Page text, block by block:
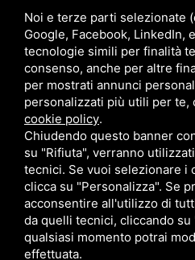
Follow Us
Area riservata
CBA dei Lubrificanti Spa - P. IVA
R.E.A. n° 293659 - REG. IMPRESE BO
Sitemap Questo sito è protetto da
Noi e terze parti selezionate
Google, Facebook, LinkedIn,
tecnologie simili per finalità
consenso, anche per altre
per mostrati annunci
personalizzati più utili per te,
cookie policy.
Chiudendo questo banner
su "Rifiuta", verranno
tecnici. Se vuoi selezionare i
clicca su "Personalizza". Se
acconsentire all'utilizzo di
da quelli tecnici, cliccando su
qualsiasi momento potrai
effettuata.